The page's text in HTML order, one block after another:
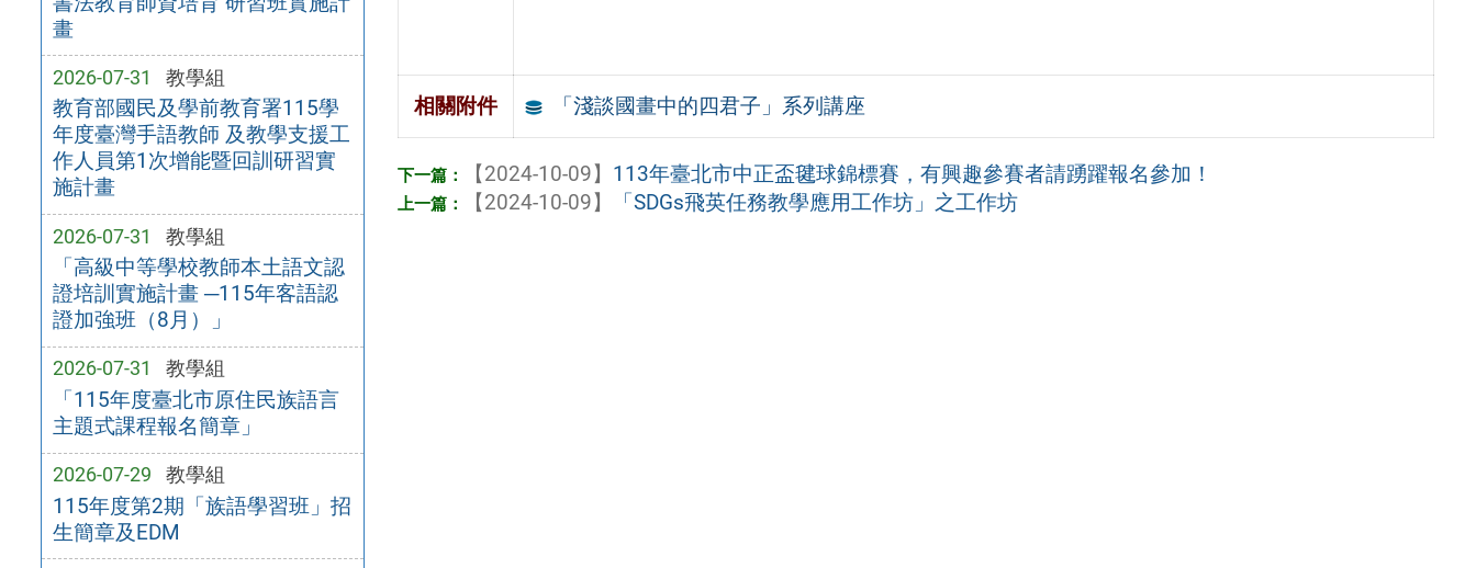
畫
2026-07-31 教學組
教育部國民及學前教育署115學
年度臺灣手語教師 及教學支援工
作人員第1次增能暨回訓研習實
施計畫
2026-07-31 教學組
「高級中等學校教師本土語文認
證培訓實施計畫 ─115年客語認
證加強班（8月）」
2026-07-31 教學組
「115年度臺北市原住民族語言
主題式課程報名簡章」
2026-07-29 教學組
115年度第2期「族語學習班」招
生簡章及EDM
相關附件 「淺談國畫中的四君子」系列講座
【2024-10-09】 113年臺北市中正盃毽球錦標賽，有興趣參賽者請踴躍報名參加！
【2024-10-09】
「SDGs飛英任務教學應用工作坊」之工作坊